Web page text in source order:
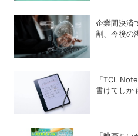
企業間決済
割、今後の
「TCL
書けてしか